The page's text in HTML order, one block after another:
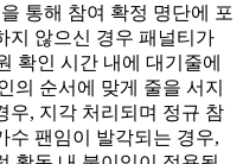
통해 참여 확정 명단에 포
지 않으신 경우 패널티가
확인 시간 내에 대기줄에
의 순서에 맞게 줄을 서지
우, 지각 처리되며 정규 참
수 팬임이 발각되는 경우,